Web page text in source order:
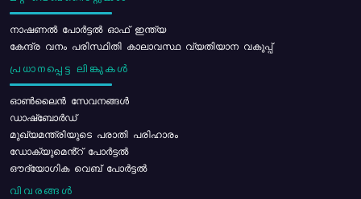
നാഷണൽ പോർട്ടൽ ഓഫ് ഇന്ത്യ
കേന്ദ്ര വനം പരിസ്ഥിതി കാലാവസ്ഥ വ്യതിയാന വകുപ്പ്
പ്രധാനപ്പെട്ട ലിങ്കുകൾ
ഓൺലൈൻ സേവനങ്ങൾ
ഡാഷ്ബോർഡ്
മുഖ്യമന്ത്രിയുടെ പരാതി പരിഹാരം
ഡോക്യുമെൻ്റ് പോർട്ടൽ
ഔദ്യോഗിക വെബ് പോർട്ടൽ
വിവരങ്ങൾ